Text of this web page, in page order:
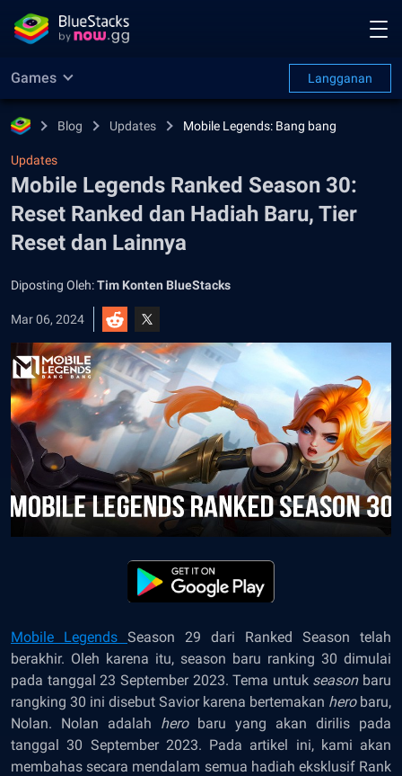
Games Langganan
Blog Updates Mobile Legends: Bang bang
Updates
Mobile Legends Ranked Season 30:
Reset Ranked dan Hadiah Baru, Tier
Reset dan Lainnya
Diposting Oleh:Tim Konten BlueStacks
Mar 06, 2024
Mobile Legends Season 29 dari Ranked Season telah
berakhir. Oleh karena itu, season baru ranking 30 dimulai
pada tanggal 23 September 2023. Tema untuk seasonbaru
rangking 30 ini disebut Savior karena bertemakan herobaru,
Nolan. Nolan adalah herobaru yang akan dirilis pada
tanggal 30 September 2023. Pada artikel ini, kami akan
membahas secara mendalam semua hadiah eksklusif Rank